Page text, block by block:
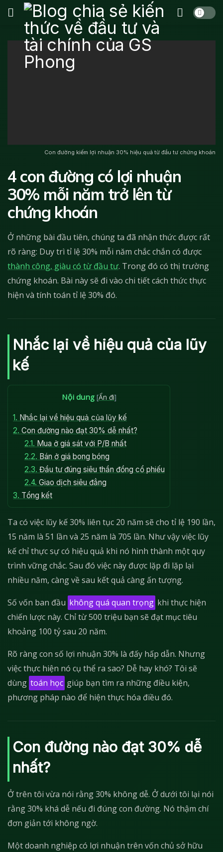
Con đường kiếm lợi nhuận 30% hiệu quả từ đầu tư chứng khoán
4 con đường có lợi nhuận
30% mỗi năm trở lên từ
chứng khoán
Ở những bài đầu tiên, chúng ta đã nhận thức được rất
rõ ràng: Duy trì tỉ lệ 30% mỗi năm chắc chắn có được
thành công, giàu có từ đầu tư. Trong đó có thị trường
chứng khoán. Bài này sẽ đi vào chi tiết cách thức thực
hiện và tính toán tỉ lệ 30% đó.
Nhắc lại về hiệu quả của lũy
kế
Nội dung [Ẩn đi]
1. Nhắc lại về hiệu quả của lũy kế
2. Con đường nào đạt 30% dễ nhất?
2.1. Mua ở giá sát với P/B nhất
2.2. Bán ở giá bong bóng
2.3. Đầu tư đúng siêu thần đồng cổ phiếu
2.4. Giao dịch siêu đẳng
3. Tổng kết
Ta có việc lũy kế 30% liên tục 20 năm sẽ cho tỉ lệ 190 lần,
15 năm là 51 lần và 25 năm là 705 lần. Như vậy việc lũy
kế chỉ thực sự có hiệu quả khi nó hình thành một quy
trình vững chắc. Sau đó việc này được lặp đi lặp lại
nhiều năm, càng về sau kết quả càng ấn tượng.
Số vốn ban đầu không quá quan trọng khi thực hiện
chiến lược này. Chỉ từ 500 triệu bạn sẽ đạt mục tiêu
khoảng 100 tỷ sau 20 năm.
Rõ ràng con số lợi nhuận 30% là đấy hấp dẫn. Nhưng
việc thực hiện nó cụ thể ra sao? Dễ hay khó? Tôi sẽ
dùng toán học giúp bạn tìm ra những điều kiện,
phương pháp nào để hiện thực hóa điều đó.
Con đường nào đạt 30% dễ
nhất?
Ở trên tôi vừa nói rằng 30% không dễ. Ở dưới tôi lại nói
rằng 30% khá dễ nếu đi đúng con đường. Nó thậm chí
đơn giản tới không ngờ.
Một doanh nghiệp có lợi nhuận trên vốn chủ sở hữu